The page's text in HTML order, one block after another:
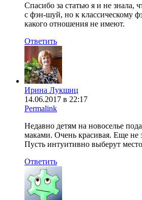
Спасибо за статью я и не знала,
с фэн-шуй, но к классическому
какого отношения не имеют.
Ответить
Ирина Лукшиц
14.06.2017 в 22:17
Permalink
Недавно детям на новоселье
маками. Очень красивая. Еще не
Пусть интуитивно выберут
Ответить